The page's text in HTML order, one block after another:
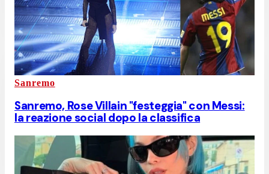
Sanremo
Sanremo, Rose Villain "festeggia" con Messi:
la reazione social dopo la classifica